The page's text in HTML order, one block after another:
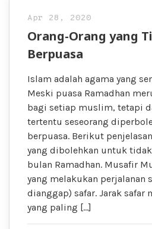
Apr 28, 2020
Orang-Orang yang
Berpuasa
Islam adalah agama yang
Meski puasa Ramadhan
bagi setiap muslim, tetapi
tertentu seseorang
berpuasa. Berikut
yang dibolehkan untuk
bulan Ramadhan. Musafir
yang melakukan perjalanan
dianggap) safar. Jarak safar
yang paling […]